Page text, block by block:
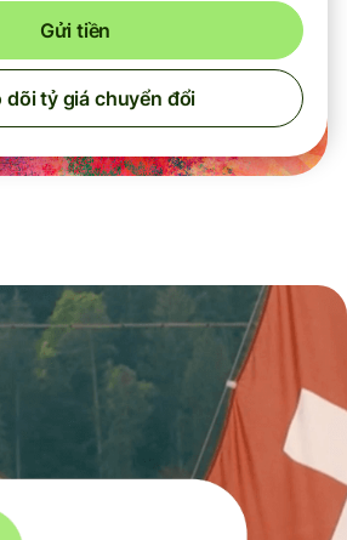
Gửi tiền
dõi tỷ giá chuyển đổi